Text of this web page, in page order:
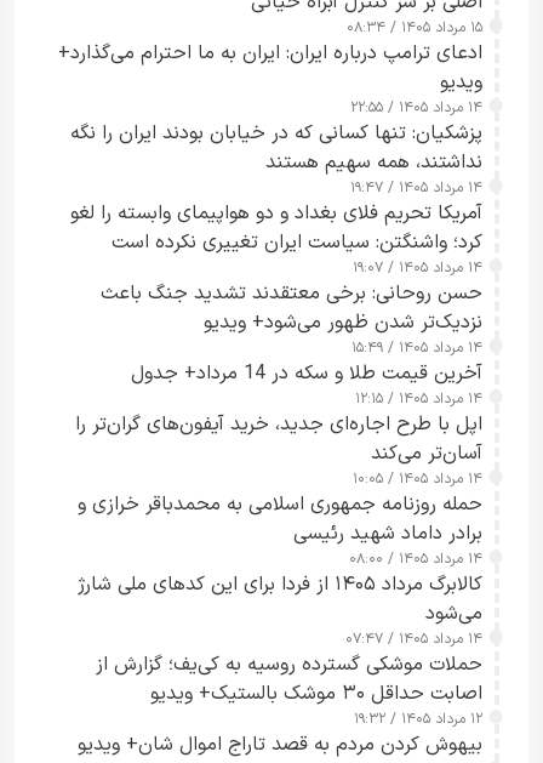
۱۵ مرداد ۱۴۰۵ / ۰۸:۳۴
ادعای ترامپ درباره ایران: ایران به ما احترام می‌گذارد+
ویدیو
۱۴ مرداد ۱۴۰۵ / ۲۲:۵۵
پزشکیان: تنها کسانی که در خیابان بودند ایران را نگه
نداشتند، همه سهیم هستند
۱۴ مرداد ۱۴۰۵ / ۱۹:۴۷
آمریکا تحریم فلای بغداد و دو هواپیمای وابسته را لغو
کرد؛ واشنگتن: سیاست ایران تغییری نکرده است
۱۴ مرداد ۱۴۰۵ / ۱۹:۰۷
حسن روحانی: برخی معتقدند تشدید جنگ باعث
نزدیک‌تر شدن ظهور می‌شود+ ویدیو
۱۴ مرداد ۱۴۰۵ / ۱۵:۴۹
آخرین قیمت طلا و سکه در 14 مرداد+ جدول
۱۴ مرداد ۱۴۰۵ / ۱۲:۱۵
اپل با طرح اجاره‌ای جدید، خرید آیفون‌های گران‌تر را
آسان‌تر می‌کند
۱۴ مرداد ۱۴۰۵ / ۱۰:۰۵
حمله روزنامه جمهوری اسلامی به محمدباقر خرازی و
برادر داماد شهید رئیسی
۱۴ مرداد ۱۴۰۵ / ۰۸:۰۰
کالابرگ مرداد ۱۴۰۵ از فردا برای این کدهای ملی شارژ
می‌شود
۱۴ مرداد ۱۴۰۵ / ۰۷:۴۷
حملات موشکی گسترده روسیه به کی‌یف؛ گزارش از
اصابت حداقل ۳۰ موشک بالستیک+ ویدیو
۱۲ مرداد ۱۴۰۵ / ۱۹:۳۲
بیهوش کردن مردم به قصد تاراج اموال شان+ ویدیو